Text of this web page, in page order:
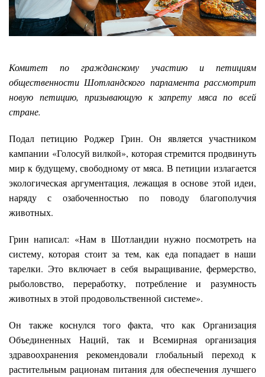
Комитет по гражданскому участию и петициям
общественности Шотландского парламента рассмотрит
новую петицию, призывающую к запрету мяса по всей
стране.
Подал петицию Роджер Грин. Он является участником
кампании «Голосуй вилкой», которая стремится продвинуть
мир к будущему, свободному от мяса. В петиции излагается
экологическая аргументация, лежащая в основе этой идеи,
наряду с озабоченностью по поводу благополучия
животных.
Грин написал: «Нам в Шотландии нужно посмотреть на
систему, которая стоит за тем, как еда попадает в наши
тарелки. Это включает в себя выращивание, фермерство,
рыболовство, переработку, потребление и разумность
животных в этой продовольственной системе».
Он также коснулся того факта, что как Организация
Объединенных Наций, так и Всемирная организация
здравоохранения рекомендовали глобальный переход к
растительным рационам питания для обеспечения лучшего